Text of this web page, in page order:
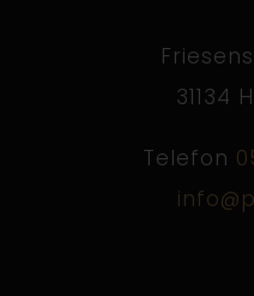
31134
Telefon